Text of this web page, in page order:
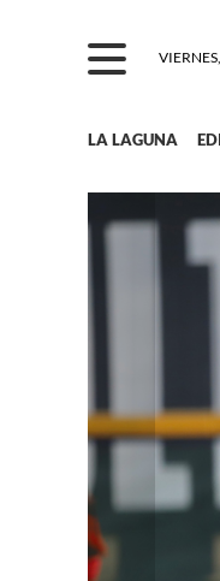
LA LAGUNA